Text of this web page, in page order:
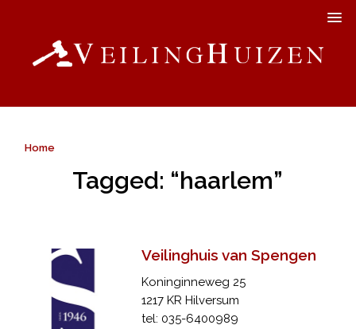
Home
Tagged: “haarlem”
Veilinghuis van Spengen
Koninginneweg 25
1217 KR Hilversum
tel: 035-6400989